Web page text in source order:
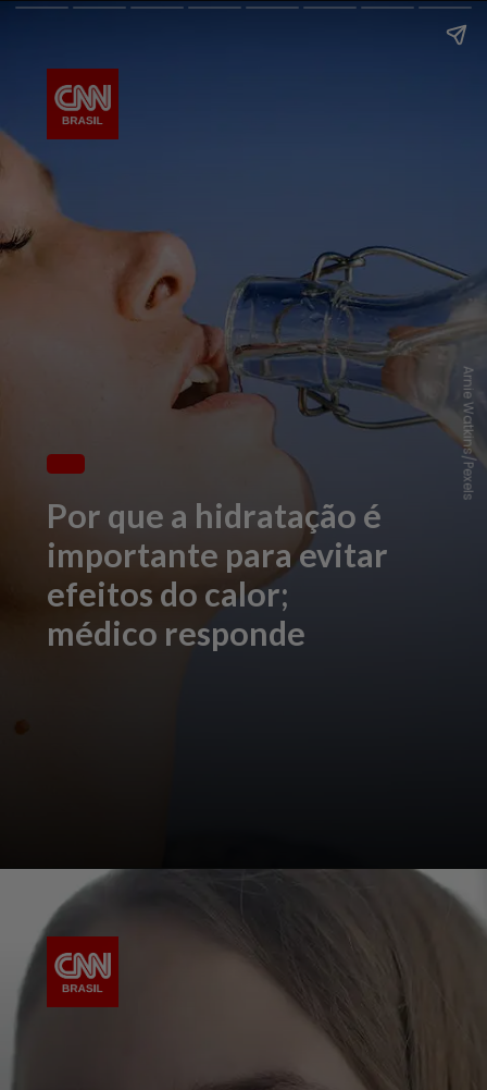
Por que a hidratação é
importante para evitar
efeitos do calor;
médico responde
Arnie Watkins/Pexels